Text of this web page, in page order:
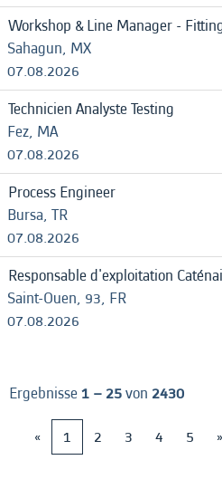
Workshop & Line Manager -
Sahagun, MX
07.08.2026
Technicien Analyste Testing
Fez, MA
07.08.2026
Process Engineer
Bursa, TR
07.08.2026
Responsable d'exploitation
Saint-Ouen, 93, FR
07.08.2026
Ergebnisse1 – 25von 2430
«
1 2 3 4 5 »